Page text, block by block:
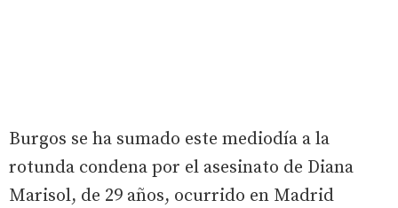
Burgos se ha sumado este mediodía a la
rotunda condena por el asesinato de Diana
Marisol, de 29 años, ocurrido en Madrid